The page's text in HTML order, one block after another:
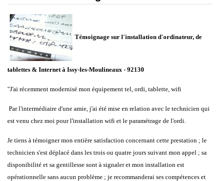
Témoignage sur l'installation d'ordinateur, de
tablettes & Internet à Issy-les-Moulineaux - 92130
"J'ai récemment modernisé mon équipement tel, ordi, tablette, wifi
Par l'intermédiaire d'une amie, j'ai été mise en relation avec le technicien qui
est venu chez moi pour l'installation wifi et le paramétrage de l'ordi.
Je tiens à témoigner mon entière satisfaction concernant cette prestation ; le
technicien s'est déplacé dans les trois ou quatre jours suivant mon appel ; sa
disponibilité et sa gentillesse sont à signaler et mon installation est
opérationnelle sans aucun problème ; je recommanderai ses compétences et